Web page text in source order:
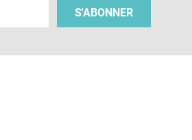
S'ABONNER